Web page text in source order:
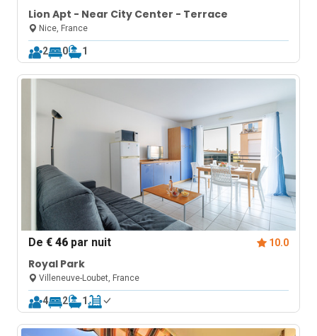
Lion Apt - Near City Center - Terrace
Nice, France
2 0 1
De€ 46 par nuit 10.0
Royal Park
Villeneuve-Loubet, France
4 2 1